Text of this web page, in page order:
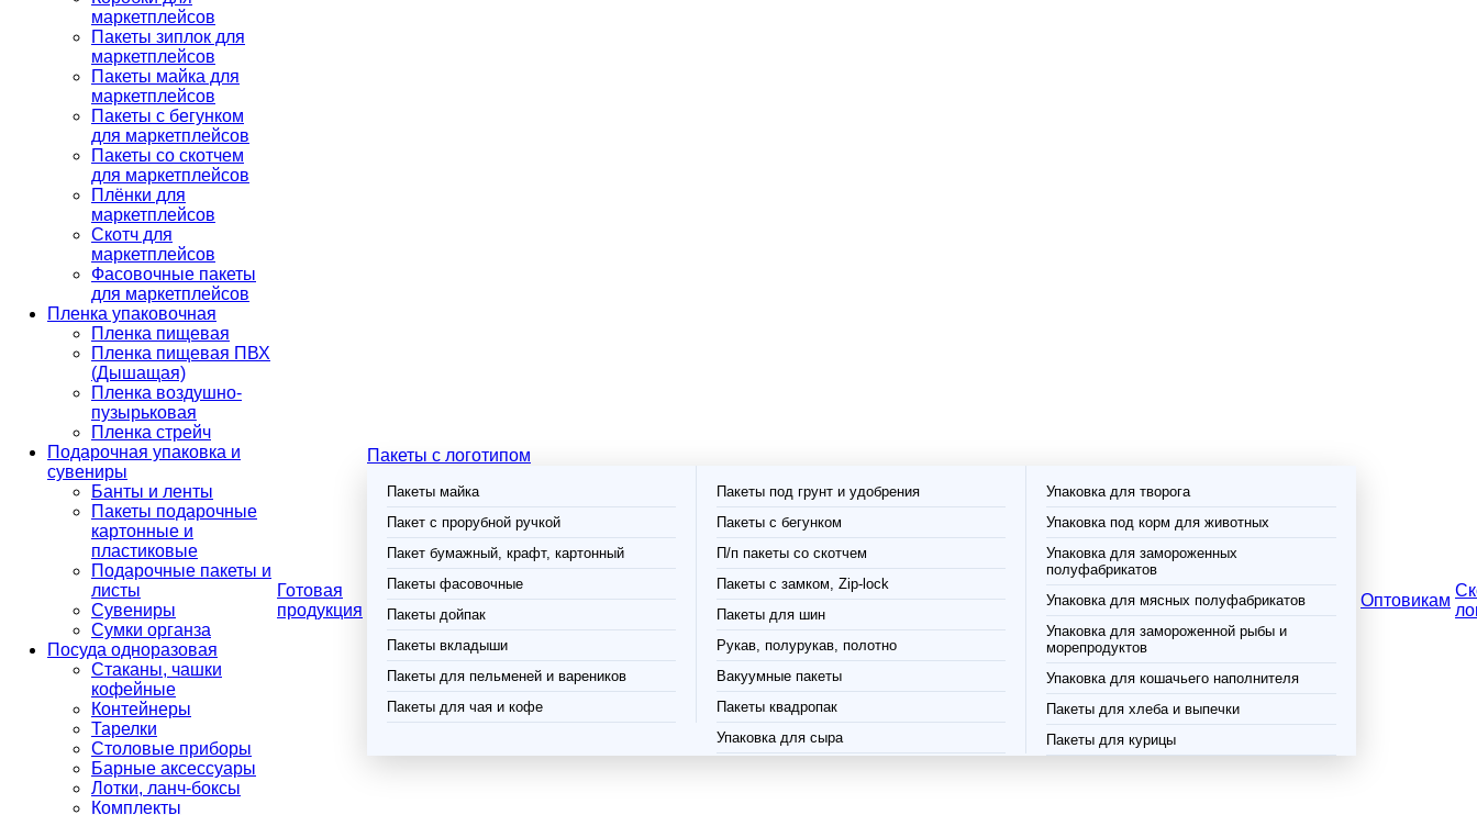
маркетплейсов
Пакеты зиплок для
маркетплейсов
Пакеты майка для
маркетплейсов
Пакеты с бегунком
для маркетплейсов
Пакеты со скотчем
для маркетплейсов
Плёнки для
маркетплейсов
Скотч для
маркетплейсов
Фасовочные пакеты
для маркетплейсов
Пленка упаковочная
Пленка пищевая
Пленка пищевая ПВХ
(Дышащая)
Пленка воздушно-
пузырьковая
Пленка стрейч
Подарочная упаковка и
сувениры
Банты и ленты
Пакеты подарочные
картонные и
пластиковые
Подарочные пакеты и
листы
Сувениры
Сумки органза
Посуда одноразовая
Стаканы, чашки
кофейные
Контейнеры
Тарелки
Столовые приборы
Барные аксессуары
Лотки, ланч-боксы
Комплекты
Готовая
продукция
Пакеты с логотипом
Пакеты майка
Пакет с прорубной ручкой
Пакет бумажный, крафт, картонный
Пакеты фасовочные
Пакеты дойпак
Пакеты вкладыши
Пакеты для пельменей и вареников
Пакеты для чая и кофе
Пакеты под грунт и удобрения
Пакеты с бегунком
П/п пакеты со скотчем
Пакеты с замком, Zip-lock
Пакеты для шин
Рукав, полурукав, полотно
Вакуумные пакеты
Пакеты квадропак
Упаковка для сыра
Упаковка для творога
Упаковка под корм для животных
Упаковка для замороженных
полуфабрикатов
Упаковка для мясных полуфабрикатов
Упаковка для замороженной рыбы и
морепродуктов
Упаковка для кошачьего наполнителя
Пакеты для хлеба и выпечки
Пакеты для курицы
Оптовикам